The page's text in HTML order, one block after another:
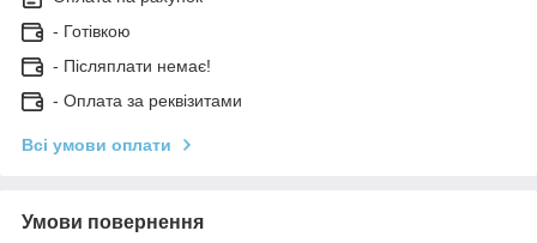
- Готівкою
- Післяплати немає!
- Оплата за реквізитами
Всі умови оплати
Умови повернення